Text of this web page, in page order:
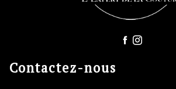
Contactez-nous